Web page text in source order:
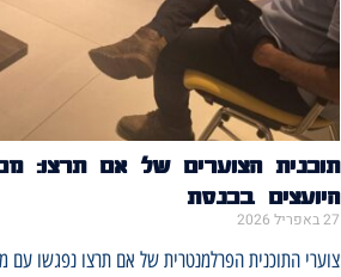
תוכנית הצוערים של אם תרצו:
היועצים בכנסת
27 באפריל 2026
צוערי התוכנית הפרלמנטרית של אם תרצו נפגשו